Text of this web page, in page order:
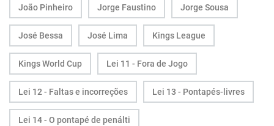
João Pinheiro Jorge Faustino Jorge Sousa
José Bessa José Lima Kings League
Kings World Cup Lei 11 - Fora de Jogo
Lei 12 - Faltas e incorreções Lei 13 - Pontapés-livres
Lei 14 - O pontapé de penálti